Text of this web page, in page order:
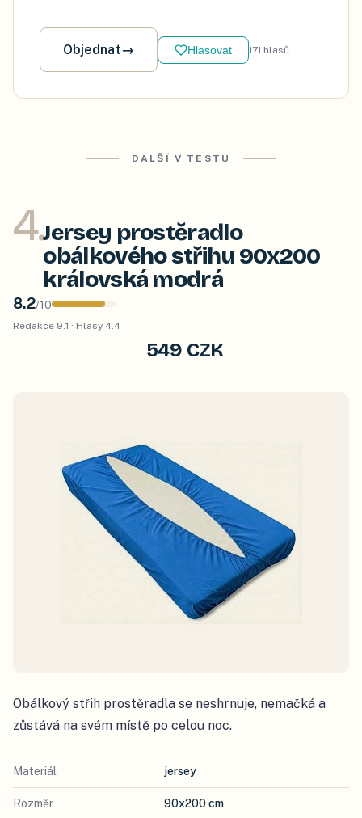
Objednat→ Hlasovat 171 hlasů
DALŠÍ V TESTU
4.Jersey prostěradlo
obálkového střihu 90x200
královská modrá
8.2/10
Redakce 9.1 · Hlasy 4.4
549 CZK
Obálkový střih prostěradla se neshrnuje, nemačká a
zůstává na svém místě po celou noc.
Materiál jersey
Rozměr 90x200 cm